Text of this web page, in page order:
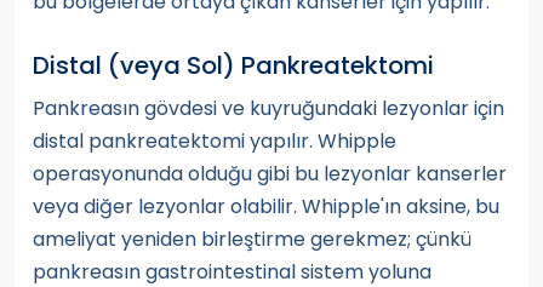
Distal (veya Sol) Pankreatektomi
Pankreasın gövdesi ve kuyruğundaki lezyonlar için
distal pankreatektomi yapılır. Whipple
operasyonunda olduğu gibi bu lezyonlar kanserler
veya diğer lezyonlar olabilir. Whipple'ın aksine, bu
ameliyat yeniden birleştirme gerekmez; çünkü
pankreasın gastrointestinal sistem yoluna